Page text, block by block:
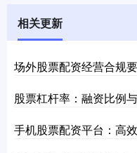
相关更新
场外股票配资经营合规
股票杠杆率：融资比例
手机股票配资平台：高